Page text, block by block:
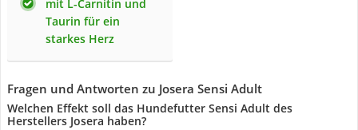
mit L-Carnitin und
Taurin für ein
starkes Herz
Fragen und Antworten zu Josera Sensi Adult
Welchen Effekt soll das Hundefutter Sensi Adult des
Herstellers Josera haben?